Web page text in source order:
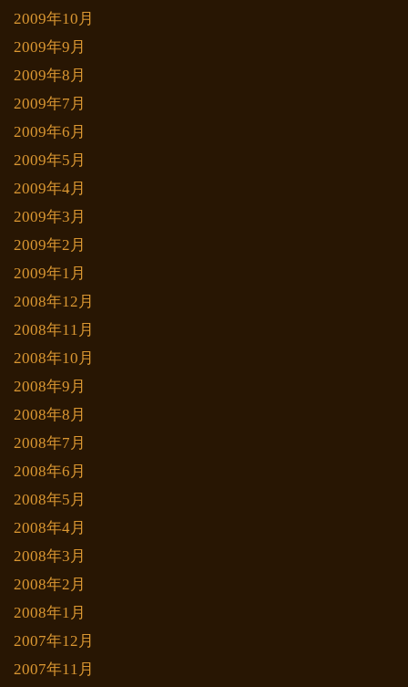
2009年10月
2009年9月
2009年8月
2009年7月
2009年6月
2009年5月
2009年4月
2009年3月
2009年2月
2009年1月
2008年12月
2008年11月
2008年10月
2008年9月
2008年8月
2008年7月
2008年6月
2008年5月
2008年4月
2008年3月
2008年2月
2008年1月
2007年12月
2007年11月